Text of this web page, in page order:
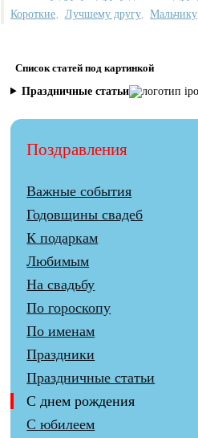
Короткие
Лучшему другу Мальчику
Список статей под картинкой
Праздничные статьи
Поздравления
Важные события
Годовщины свадеб
К подаркам
Любимым
На свадьбу
По гороскопу
По именам
Праздники
Праздничные статьи
С днем рождения
С юбилеем